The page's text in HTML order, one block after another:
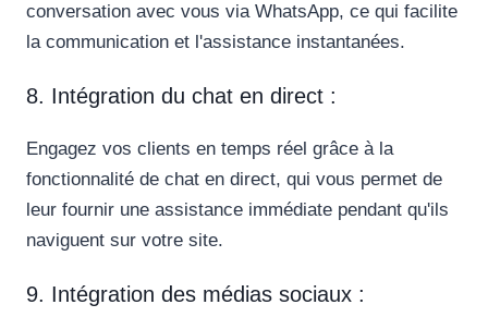
conversation avec vous via WhatsApp, ce qui facilite
la communication et l'assistance instantanées.
8. Intégration du chat en direct :
Engagez vos clients en temps réel grâce à la
fonctionnalité de chat en direct, qui vous permet de
leur fournir une assistance immédiate pendant qu'ils
naviguent sur votre site.
9. Intégration des médias sociaux :